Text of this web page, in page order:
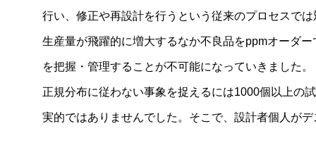
行い、修正や再設計を行うという従来のプロセスで
生産量が飛躍的に増大するなか不良品をppmオーダ
を把握・管理することが不可能になっていきました。
正規分布に従わない事象を捉えるには1000個以上の
実的ではありませんでした。そこで、設計者個人が